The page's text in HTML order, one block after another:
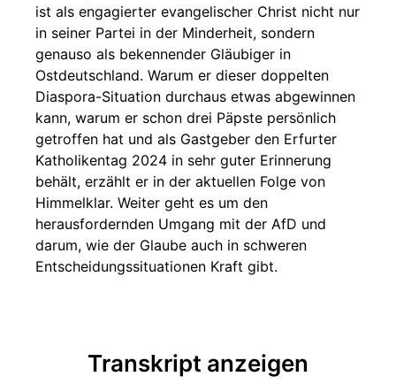
ist als engagierter evangelischer Christ nicht nur
in seiner Partei in der Minderheit, sondern
genauso als bekennender Gläubiger in
Ostdeutschland. Warum er dieser doppelten
Diaspora-Situation durchaus etwas abgewinnen
kann, warum er schon drei Päpste persönlich
getroffen hat und als Gastgeber den Erfurter
Katholikentag 2024 in sehr guter Erinnerung
behält, erzählt er in der aktuellen Folge von
Himmelklar. Weiter geht es um den
herausfordernden Umgang mit der AfD und
darum, wie der Glaube auch in schweren
Entscheidungssituationen Kraft gibt.
Transkript anzeigen